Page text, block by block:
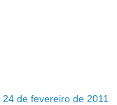
24 de fevereiro de 2011